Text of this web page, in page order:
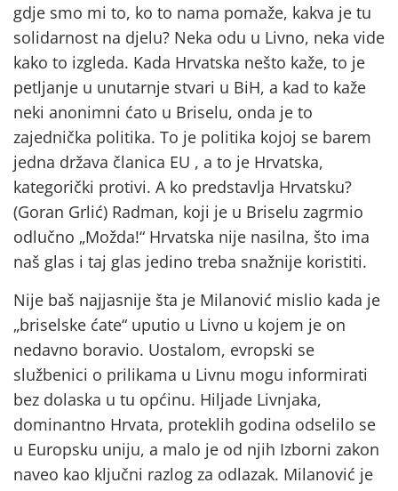
gdje smo mi to, ko to nama pomaže, kakva je tu
solidarnost na djelu? Neka odu u Livno, neka vide
kako to izgleda. Kada Hrvatska nešto kaže, to je
petljanje u unutarnje stvari u BiH, a kad to kaže
neki anonimni ćato u Briselu, onda je to
zajednička politika. To je politika kojoj se barem
jedna država članica EU , a to je Hrvatska,
kategorički protivi. A ko predstavlja Hrvatsku?
(Goran Grlić) Radman, koji je u Briselu zagrmio
odlučno „Možda!“ Hrvatska nije nasilna, što ima
naš glas i taj glas jedino treba snažnije koristiti.
Nije baš najjasnije šta je Milanović mislio kada je
„briselske ćate“ uputio u Livno u kojem je on
nedavno boravio. Uostalom, evropski se
službenici o prilikama u Livnu mogu informirati
bez dolaska u tu općinu. Hiljade Livnjaka,
dominantno Hrvata, proteklih godina odselilo se
u Europsku uniju, a malo je od njih Izborni zakon
naveo kao ključni razlog za odlazak. Milanović je